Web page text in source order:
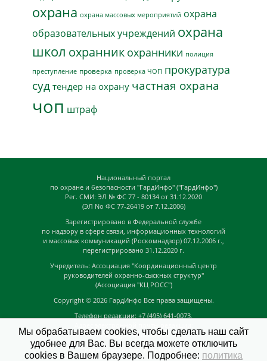
охрана охрана массовых мероприятий охрана
образовательных учреждений охрана
школ охранник охранники полиция
преступление проверка проверка ЧОП прокуратура
суд тендер на охрану частная охрана
чоп штраф
Национальный портал
по охране и безопасности "ГардИнфо" ("ГардИнфо")
Рег. СМИ: ЭЛ № ФС 77 - 80134 от 31.12.2020
(ЭЛ No ФС 77-26419 от 7.12.2006)
Зарегистрировано в Федеральной службе
по надзору в сфере связи, информационных технологий
и массовых коммуникаций (Роскомнадзор) 07.12.2006 г.,
перегистрировано 31.12.2020 г.
Учредитель: Ассоциация "Координационный центр
руководителей охранно-сыскных структур"
(Ассоциация "КЦ РОСС")
Copyright © 2026 ГардИнфо Все права защищены.
Телефон редакции: +7 (495) 641-0073,
news@guardinfo.online
Главный редактор: Кузьмин Д.А.
Мы обрабатываем cookies, чтобы сделать наш сайт
удобнее для Вас. Вы всегда можете отключить
cookies в Вашем браузере. Подробнее: политика